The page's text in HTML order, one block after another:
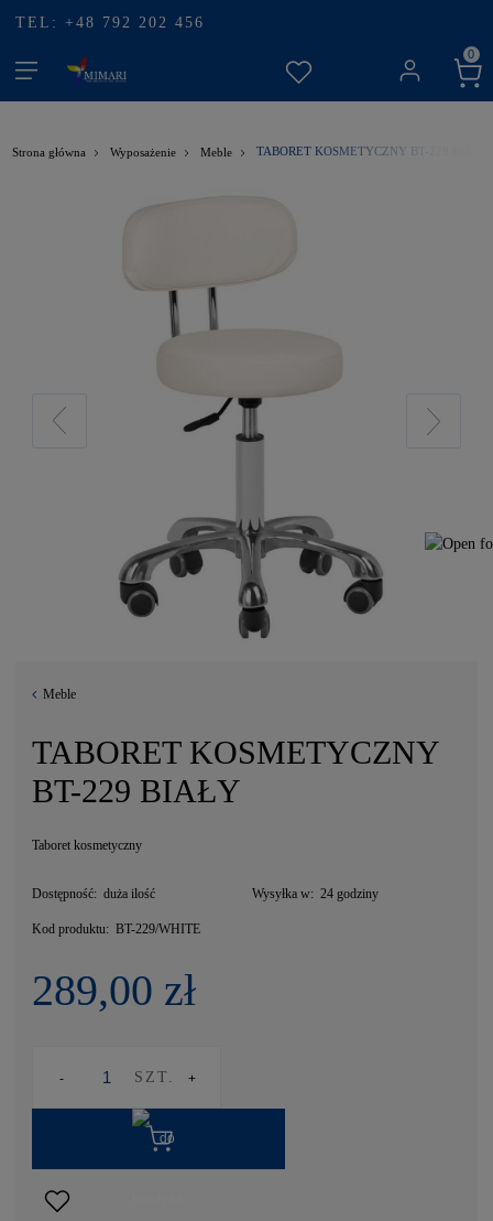
TEL: +48 792 202 456
Strona główna Wyposażenie Meble TABORET KOSMETYCZNY BT-229 BIAŁY
Meble
TABORET KOSMETYCZNY
BT-229 BIAŁY
Taboret kosmetyczny
Dostępność: duża ilość Wysyłka w: 24 godziny
Kod produktu: BT-229/WHITE
289,00 zł
SZT.